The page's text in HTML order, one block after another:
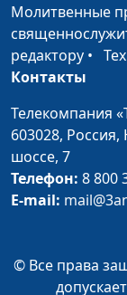
Нагорная
врагам.
Евангелие от
Нагорная
и не будете
бревне в
Исцеление
Молитвенные
редактору •
Контакты
Телекомпания
603028,
шоссе, 7
Телефон: 8 800
E-mail:
© Все права